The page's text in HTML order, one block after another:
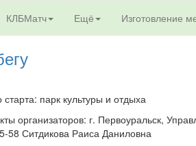
КЛБМатч Ещё Изготовление
старта: парк культуры и отдыха
организаторов: г. Первоуральск,
58 Ситдикова Раиса Даниловна